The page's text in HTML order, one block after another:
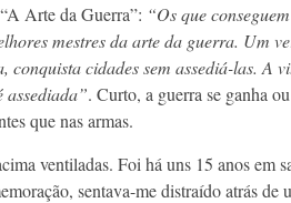
Arte da Guerra”: “Os que
mestres da arte da guerra. Um
cidades sem assediá-las. A
assediada”. Curto, a guerra se ganha
que nas armas.
ventiladas. Foi há uns 15 anos em
sentava-me distraído atrás de